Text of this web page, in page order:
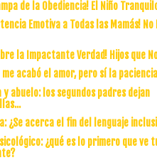
de la Obediencia! El Niño
Emotiva a Todas las Mamás! No
la Impactante Verdad! Hijos que
me acabó el amor, pero sí la
y abuelo: los segundos padres dejan
¿Se acerca el fin del lenguaje
¿qué es lo primero que ve